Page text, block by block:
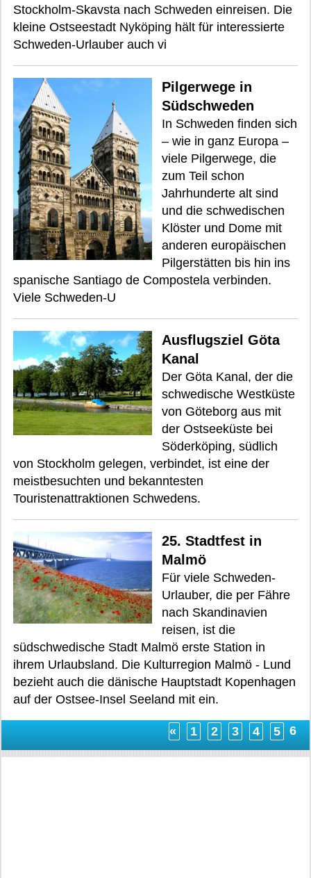
Stockholm-Skavsta nach Schweden einreisen. Die
kleine Ostseestadt Nyköping hält für interessierte
Schweden-Urlauber auch vi
Pilgerwege in
Südschweden
In Schweden finden sich
– wie in ganz Europa –
viele Pilgerwege, die
zum Teil schon
Jahrhunderte alt sind
und die schwedischen
Klöster und Dome mit
anderen europäischen
Pilgerstätten bis hin ins
spanische Santiago de Compostela verbinden.
Viele Schweden-U
Ausflugsziel Göta
Kanal
Der Göta Kanal, der die
schwedische Westküste
von Göteborg aus mit
der Ostseeküste bei
Söderköping, südlich
von Stockholm gelegen, verbindet, ist eine der
meistbesuchten und bekanntesten
Touristenattraktionen Schwedens.
25. Stadtfest in
Malmö
Für viele Schweden-
Urlauber, die per Fähre
nach Skandinavien
reisen, ist die
südschwedische Stadt Malmö erste Station in
ihrem Urlaubsland. Die Kulturregion Malmö - Lund
bezieht auch die dänische Hauptstadt Kopenhagen
auf der Ostsee-Insel Seeland mit ein.
« 1 2 3 4 5 6